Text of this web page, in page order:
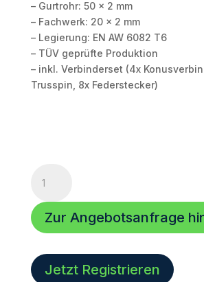
– Gurtrohr: 50 x 2 mm
– Fachwerk: 20 x 2 mm
– Legierung: EN AW 6082 T6
– TÜV geprüfte Produktion
– inkl. Verbinderset (4x
Trusspin, 8x Federstecker)
290-
4
|
2500mm |
Punkt
Zur Angebotsanfrage
Jetzt Registrieren